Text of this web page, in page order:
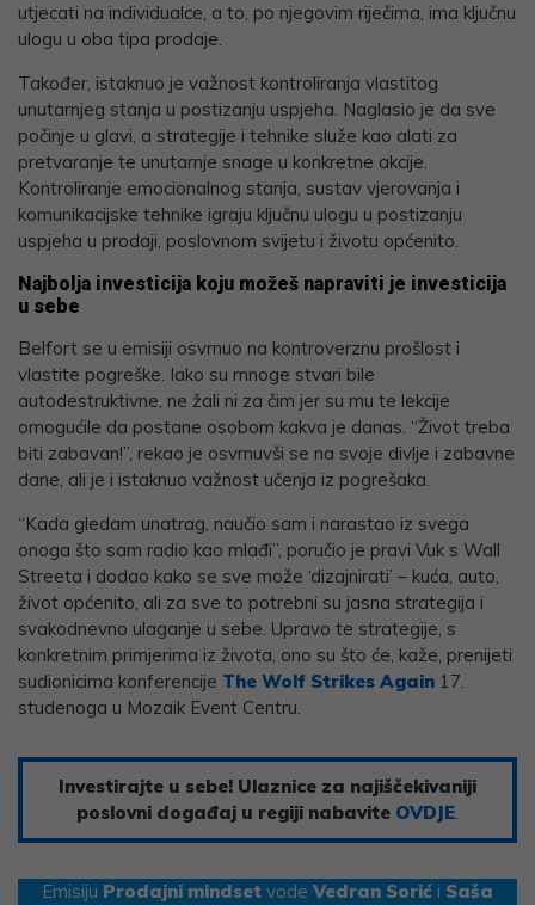
utjecati na individualce, a to, po njegovim riječima, ima ključnu
ulogu u oba tipa prodaje.
Također, istaknuo je važnost kontroliranja vlastitog
unutarnjeg stanja u postizanju uspjeha. Naglasio je da sve
počinje u glavi, a strategije i tehnike služe kao alati za
pretvaranje te unutarnje snage u konkretne akcije.
Kontroliranje emocionalnog stanja, sustav vjerovanja i
komunikacijske tehnike igraju ključnu ulogu u postizanju
uspjeha u prodaji, poslovnom svijetu i životu općenito.
Najbolja investicija koju možeš napraviti je investicija
u sebe
Belfort se u emisiji osvrnuo na kontroverznu prošlost i
vlastite pogreške. Iako su mnoge stvari bile
autodestruktivne, ne žali ni za čim jer su mu te lekcije
omogućile da postane osobom kakva je danas. “Život treba
biti zabavan!”, rekao je osvrnuvši se na svoje divlje i zabavne
dane, ali je i istaknuo važnost učenja iz pogrešaka.
“Kada gledam unatrag, naučio sam i narastao iz svega
onoga što sam radio kao mlađi”, poručio je pravi Vuk s Wall
Streeta i dodao kako se sve može ‘dizajnirati’ – kuća, auto,
život općenito, ali za sve to potrebni su jasna strategija i
svakodnevno ulaganje u sebe. Upravo te strategije, s
konkretnim primjerima iz života, ono su što će, kaže, prenijeti
sudionicima konferencije The Wolf Strikes Again 17.
studenoga u Mozaik Event Centru.
Investirajte u sebe! Ulaznice za najiščekivaniji
poslovni događaj u regiji nabavite OVDJE.
Emisiju Prodajni mindset vode Vedran Sorić i Saša